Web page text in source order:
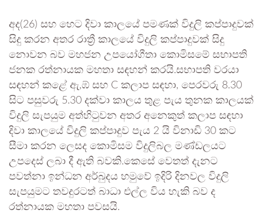
අද(26) සහ හෙට දිවා කාලයේ පමණක් විදුලි කප්පාදුවක්
සිදු කරන අතර රාත්‍රී කාලයේ විදුලි කප්පාදුවක් සිදු
නොවන බව මහජන උපයෝගීතා කොමිසමේ සභාපති
ජනක රත්නායක මහතා සඳහන් කරයි.සභාපති වරයා
සඳහන් කළේ ඇ,ඹ් සහ C කලාප සඳහා, පෙරවරු 8.30
සිට පසුවරු 5.30 දක්වා කාලය තුළ පැය තුනක කාලයක්
විදුලි සැපයුම අත්හිටුවන අතර අනෙකුත් කලාප සඳහා
දිවා කාලයේ විදුලි කප්පාදුව පැය 2 යි විනාඩි 30 කට
සීමා කරන ලෙසද කොමිසම විදුලිබල මණ්ඩලයට
උපදෙස් ලබා දී ඇති බවකි.කෙසේ වෙතත් දැනට
පවත්නා ඉන්ධන අර්බුදය හමුවේ ඉදිරි දිනවල විදුලි
සැපයුමට තවදුරටත් බාධා එල්ල විය හැකි බව ද
රත්නායක මහතා පවසයි.